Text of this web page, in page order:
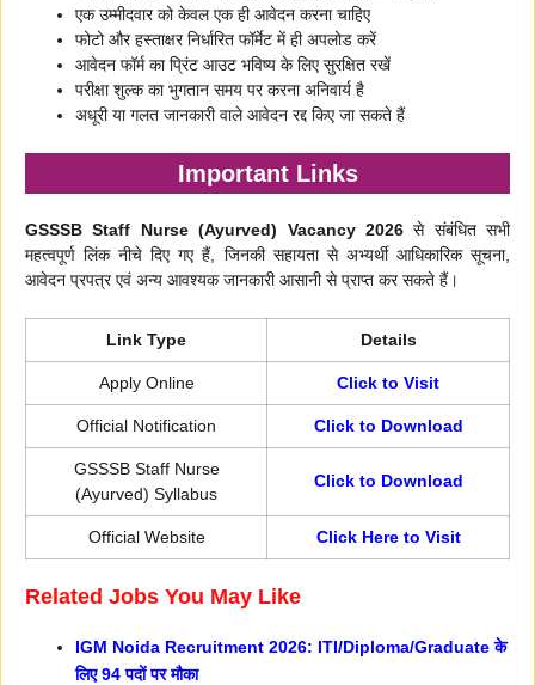
एक उम्मीदवार को केवल एक ही आवेदन करना चाहिए
फोटो और हस्ताक्षर निर्धारित फॉर्मेट में ही अपलोड करें
आवेदन फॉर्म का प्रिंट आउट भविष्य के लिए सुरक्षित रखें
परीक्षा शुल्क का भुगतान समय पर करना अनिवार्य है
अधूरी या गलत जानकारी वाले आवेदन रद्द किए जा सकते हैं
Important Links
GSSSB Staff Nurse (Ayurved) Vacancy 2026से संबंधित सभी
महत्वपूर्ण लिंक नीचे दिए गए हैं, जिनकी सहायता से अभ्यर्थी आधिकारिक सूचना,
आवेदन प्रपत्र एवं अन्य आवश्यक जानकारी आसानी से प्राप्त कर सकते हैं।
Link Type Details
Apply Online Click to Visit
Official Notification Click to Download
GSSSB Staff Nurse
(Ayurved) Syllabus
Click to Download
Official Website Click Here to Visit
Related Jobs You May Like
IGM Noida Recruitment 2026: ITI/Diploma/Graduate के
लिए 94 पदों पर मौका